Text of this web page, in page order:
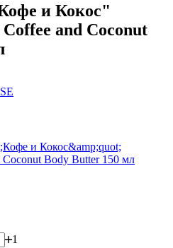
и Кокос"
and Coconut
1